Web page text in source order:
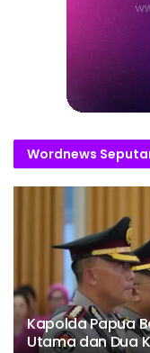
Wordnews
Kapolda Papua
Utama dan Dua